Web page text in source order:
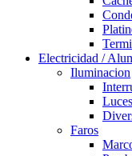
Electricidad /
Iluminacion
Faros